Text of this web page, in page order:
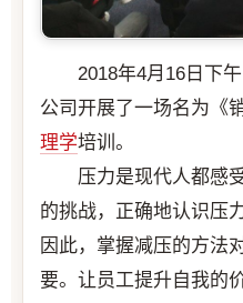
2018年4月16日下午
公司开展了一场名为《
理学培训。
压力是现代人都感受
的挑战，正确地认识压
因此，掌握减压的方法
要。让员工提升自我的